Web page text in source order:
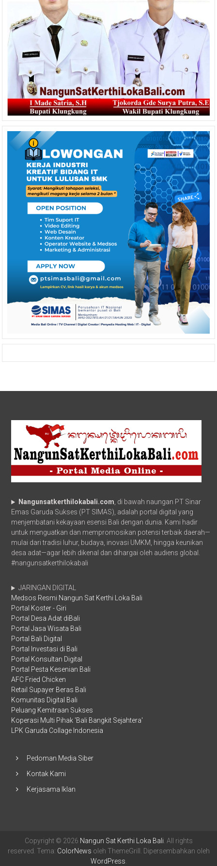
Nangunsatkerthilokabali.com, di bawah naungan PT Sinar
Emas Garuda Sukses (PT SIMAS), adalah portal digital yang
menjembatani kekayaan esensi Bali dengan dunia. Kami hadir
untuk menguatkan dan mempromosikan potensi terbaik daerah—
mulai dari tradisi luhur, budaya, inovasi UMKM, hingga keunikan
desa adat—agar lebih dikenal dan dihargai oleh audiens global.
#nangunsatkerthilokabali
JARINGAN DIGITAL
Medsos Resmi Nangun Sat Kerthi Loka Bali
Portal Koster - Giri
Portal Desa Adat diBali
Portal Jasa Wisata Bali
Portal Bali Digital
Portal Investasi di Bali
Portal Konsultan Digital
Portal Pesta Kesenian Bali
AFC Fried Chicken
Retail Supayer Beras Bali
Komunitas Digital Bali
Peluang Kemitraan Sukses
Koperasi Multi Pihak 'Bali Bangkit Sejahtera'
LPK Garuda Collage Indonesia
Pedoman Media Siber
Kontak Kami
Kerjasama Iklan
Copyright © 2026 Nangun Sat Kerthi Loka Bali. All rights
reserved. Tema: ColorNews oleh ThemeGrill. Dipersembahkan oleh
WordPress.